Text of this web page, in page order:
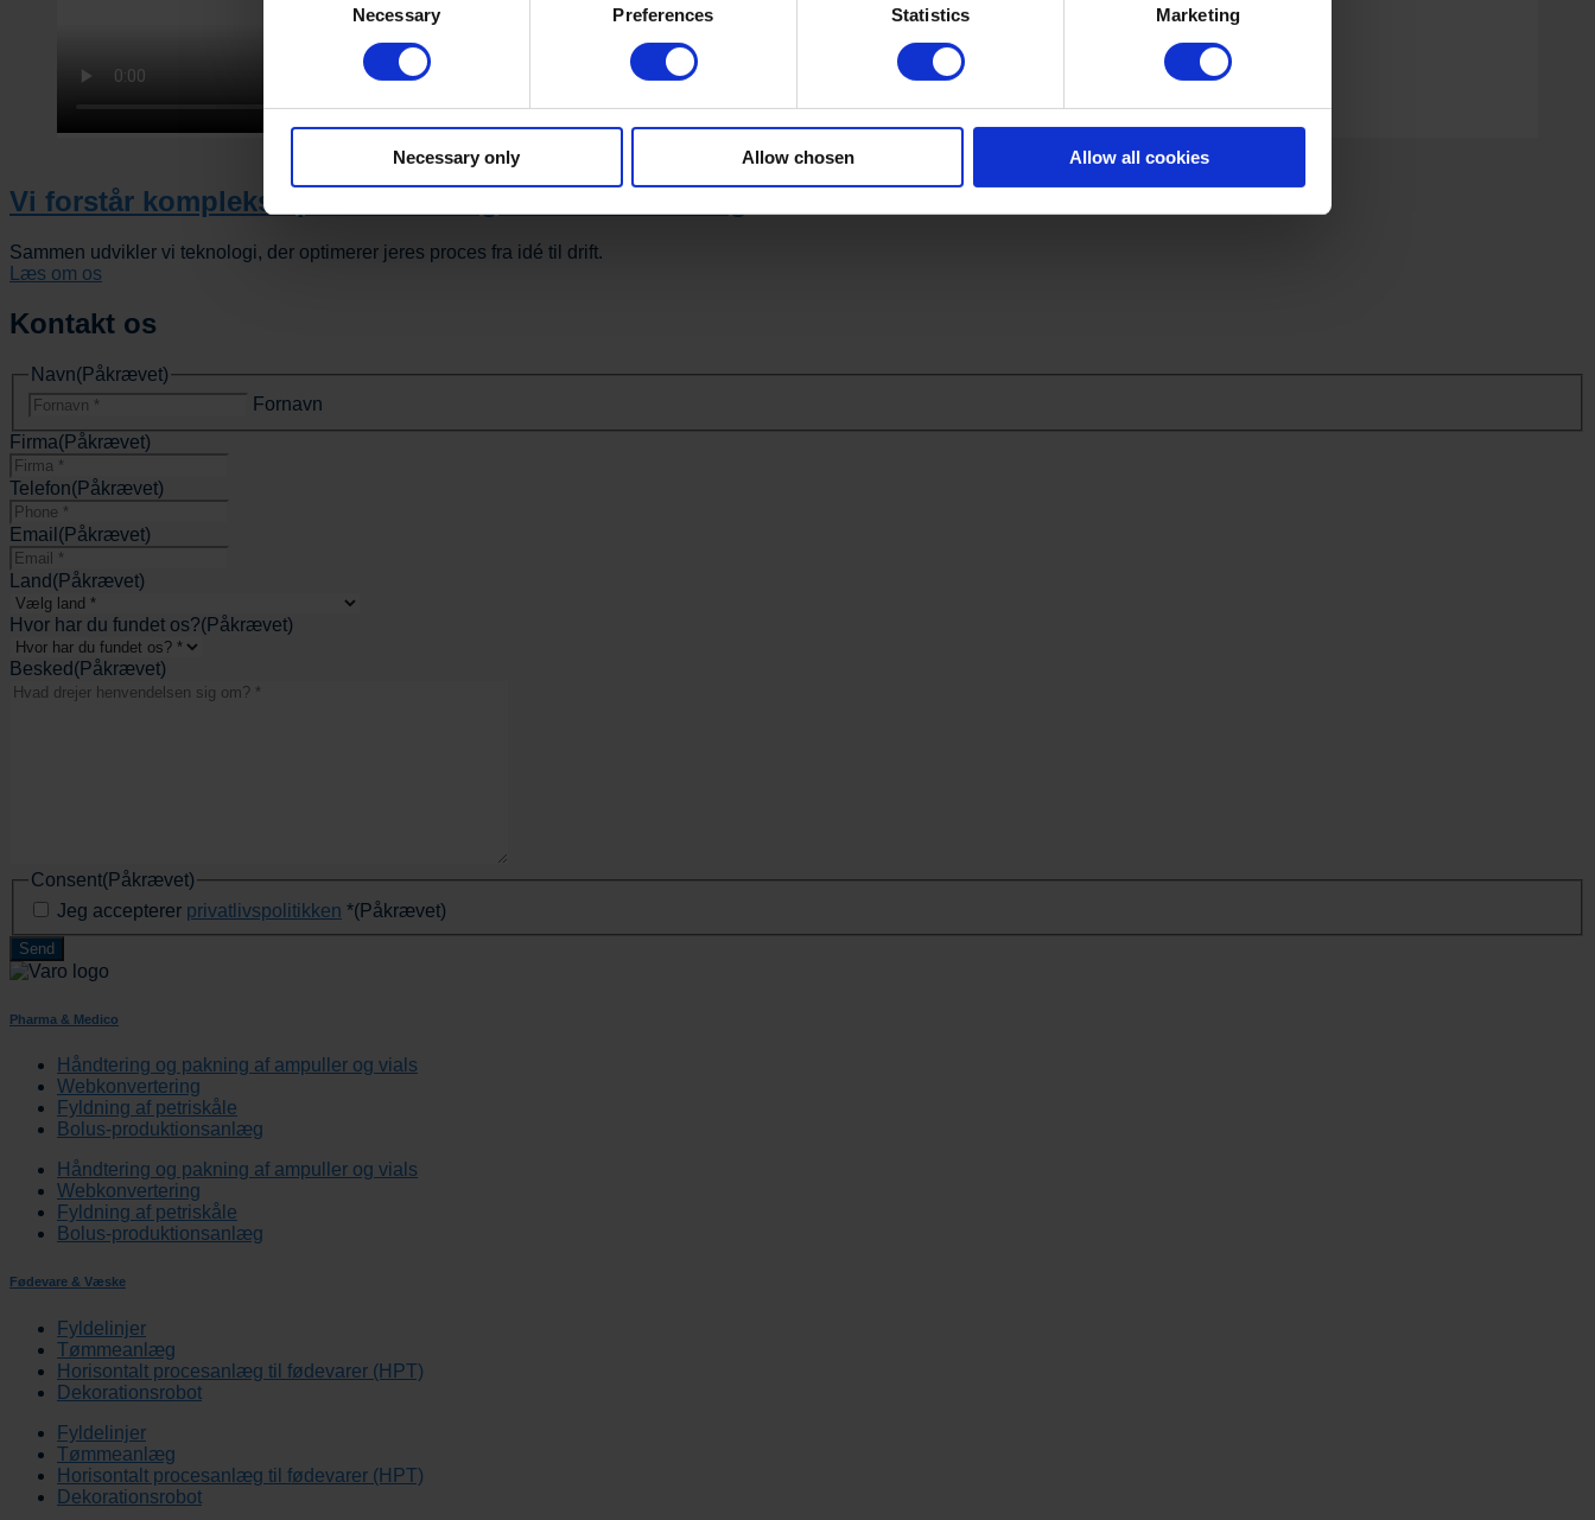
Necessary Preferences Statistics Marketing
Necessary only Allow chosen Allow all cookies
Vi forstår komplekse processer – og menneskerne bag
Sammen udvikler vi teknologi, der optimerer jeres proces fra idé til drift.
Læs om os
Kontakt os
Navn(Påkrævet)
Fornavn
Firma(Påkrævet)
Telefon(Påkrævet)
Email (Påkrævet)
Land (Påkrævet)
Hvor har du fundet os?(Påkrævet)
Besked (Påkrævet)
Consent(Påkrævet)
Jeg accepterer privatlivspolitikken *(Påkrævet)
Pharma & Medico
Håndtering og pakning af ampuller og vials
Webkonvertering
Fyldning af petriskåle
Bolus-produktionsanlæg
Håndtering og pakning af ampuller og vials
Webkonvertering
Fyldning af petriskåle
Bolus-produktionsanlæg
Fødevare & Væske
Fyldelinjer
Tømmeanlæg
Horisontalt procesanlæg til fødevarer (HPT)
Dekorationsrobot
Fyldelinjer
Tømmeanlæg
Horisontalt procesanlæg til fødevarer (HPT)
Dekorationsrobot